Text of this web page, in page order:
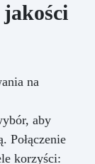
jakości
na
aby
Połączenie
korzyści: